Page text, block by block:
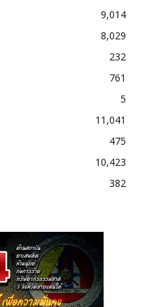
9,014
8,029
232
761
5
11,041
475
10,423
382